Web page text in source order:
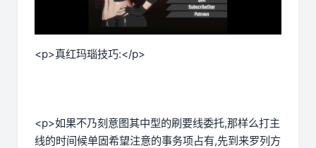
<p>真红玛瑙技巧:</p>
<p>如果不乃刻意图其中型的刷要线委托,那样么打主
线的时间候单固希望注意的事务项占有,先到来罗列方